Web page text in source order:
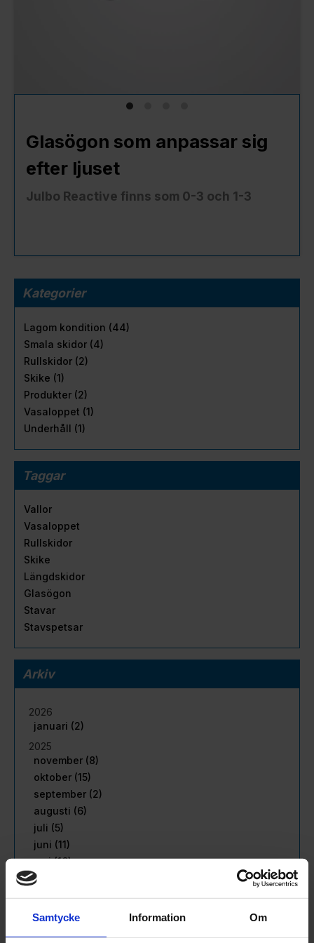
Samtycke Information Om
Glasögon som anpassar sig
efter ljuset
Julbo Reactive finns som 0-3 och 1-3
Kategorier
Lagom kondition (44)
Smala skidor (4)
Rullskidor (2)
Skike (1)
Produkter (2)
Vasaloppet (1)
Underhåll (1)
Taggar
Vallor
Vasaloppet
Rullskidor
Skike
Längdskidor
Glasögon
Stavar
Stavspetsar
Arkiv
2026
januari (2)
2025
november (8)
oktober (15)
september (2)
augusti (6)
juli (5)
juni (11)
maj (16)
april (15)
februari (18)